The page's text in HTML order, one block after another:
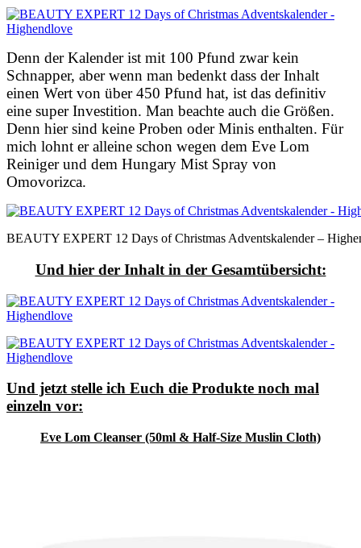
Denn der Kalender ist mit 100 Pfund zwar kein
Schnapper, aber wenn man bedenkt dass der Inhalt
einen Wert von über 450 Pfund hat, ist das definitiv
eine super Investition. Man beachte auch die Größen.
Denn hier sind keine Proben oder Minis enthalten. Für
mich lohnt er alleine schon wegen dem Eve Lom
Reiniger und dem Hungary Mist Spray von
Omovorizca.
BEAUTY EXPERT 12 Days of Christmas Adventskalender –
Und hier der Inhalt in der Gesamtübersicht:
Und jetzt stelle ich Euch die Produkte noch mal
einzeln vor:
Eve Lom Cleanser (50ml & Half-Size Muslin Cloth)